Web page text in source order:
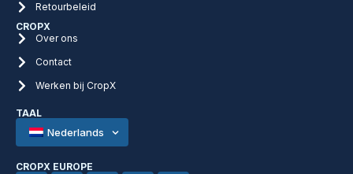
Retourbeleid
CROPX
Over ons
Contact
Werken bij CropX
TAAL
Nederlands
CROPX EUROPE